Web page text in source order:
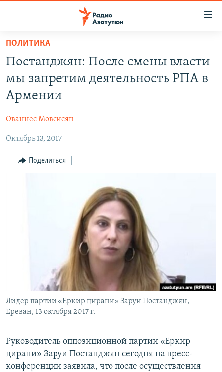
Перейти
основному
содержанию
Перейти
основной
Перейти
поиску
ПОЛИТИКА
ЭКОНОМИКА
РЕГИОН
НАГОРНЫЙ КАРАБАХ
Все сайты Радио Азатутюн
ПОЛИТИКА
Постанджян: После смены власти
мы запретим деятельность РПА в
Армении
Ованнес Мовсисян
Октябрь 13, 2017
Поделиться
Лидер партии «Еркир цирани» Заруи Постанджян,
Ереван, 13 октября 2017 г.
Руководитель оппозиционной партии «Еркир
цирани» Заруи Постанджян сегодня на пресс-
конференции заявила, что после осуществления